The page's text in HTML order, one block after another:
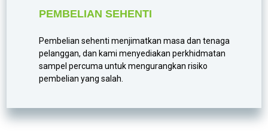
PEMBELIAN SEHENTI
Pembelian sehenti menjimatkan masa dan tenaga
pelanggan, dan kami menyediakan perkhidmatan
sampel percuma untuk mengurangkan risiko
pembelian yang salah.